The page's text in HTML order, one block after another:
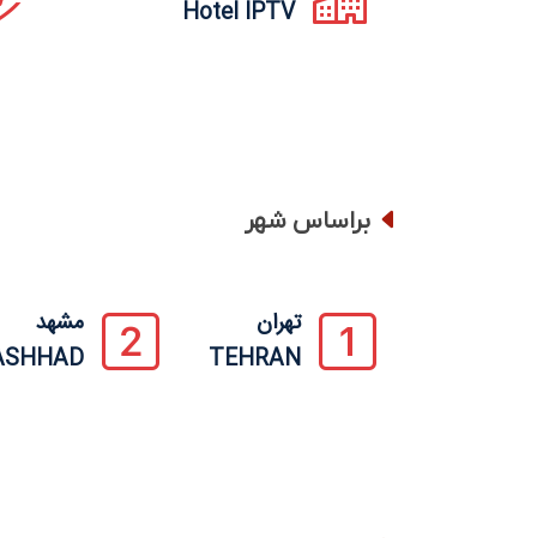
Hotel IPTV
براساس شهر
مشهد
تهران
TEHRAN